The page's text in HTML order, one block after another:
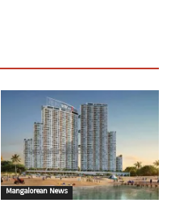
Mangalorean News